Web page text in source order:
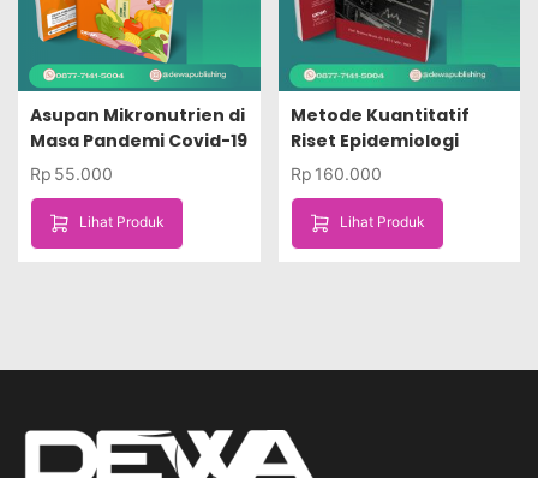
Asupan Mikronutrien di
Masa Pandemi Covid-19
Rp 55.000
Lihat Produk
Metode Kuantitatif
Riset Epidemiologi
Rp 160.000
Lihat Produk